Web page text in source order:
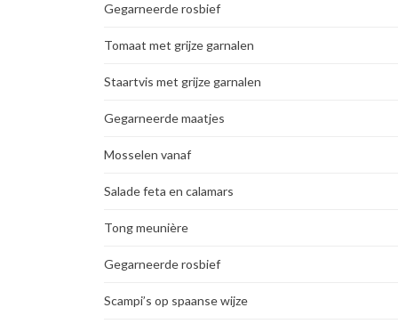
Gegarneerde rosbief
Tomaat met grijze garnalen
Staartvis met grijze garnalen
Gegarneerde maatjes
Mosselen vanaf
Salade feta en calamars
Tong meunière
Gegarneerde rosbief
Scampi’s op spaanse wijze